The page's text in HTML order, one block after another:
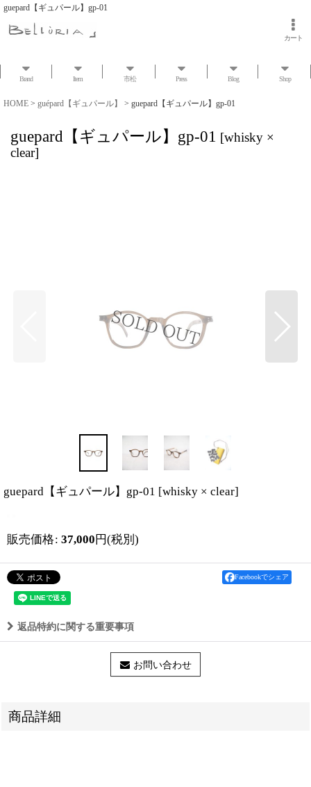
guepard【ギュパール】gp-01
カート
Brand Item 市松 Press Blog Shop
HOME > guépard【ギュパール】 > guepard【ギュパール】gp-01
guepard【ギュパール】gp-01 [whisky ×
clear]
guepard【ギュパール】gp-01 [whisky × clear]
販売価格: 37,000 円(税別)
Facebookでシェア
返品特約に関する重要事項
お問い合わせ
商品詳細